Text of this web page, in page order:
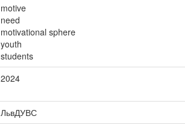
motive
need
motivational sphere
youth
students
2024
ЛьвДУВС